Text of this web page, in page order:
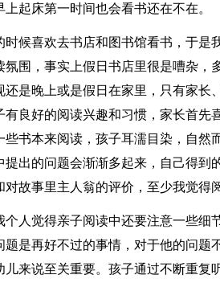
上起床第一时间也会看书还在不在。
时候喜欢去书店和图书馆看书，于是
氛围，事实上假日书店里很是嘈杂，
还是晚上或是假日在家里，只有家
有良好的阅读兴趣和习惯，家长首先
些书本来阅读，孩子耳濡目染，自然
提出的问题会渐渐多起来，自己得到
对故事里主人翁的评价，至少我觉得
个人觉得亲子阅读中还要注意一些细
题是再好不过的事情，对于他的问题
儿来说至关重要。孩子通过不断重复